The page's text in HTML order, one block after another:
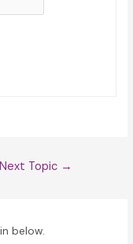
Next Topic →
below.